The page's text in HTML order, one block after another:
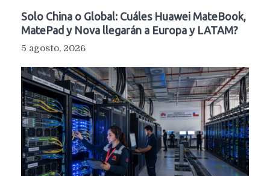
Solo China o Global: Cuáles Huawei MateBook,
MatePad y Nova llegarán a Europa y LATAM?
5 agosto, 2026